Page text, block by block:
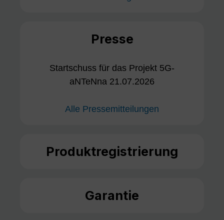
Presse
Startschuss für das Projekt 5G-
aNTeNna 21.07.2026
Alle Pressemitteilungen
Produktregistrierung
Garantie